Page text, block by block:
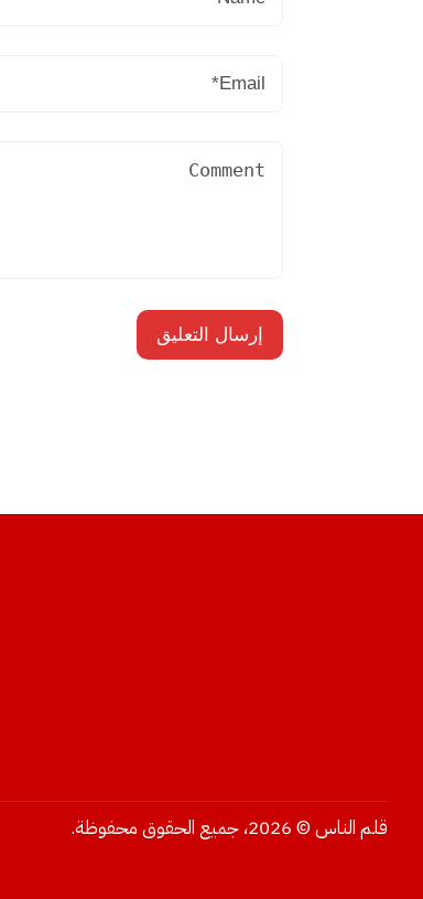
قلم الناس © 2026، جميع الحقوق محفوظة.